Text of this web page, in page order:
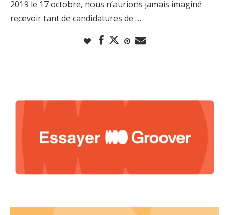
2019 le 17 octobre, nous n’aurions jamais imaginé
recevoir tant de candidatures de …